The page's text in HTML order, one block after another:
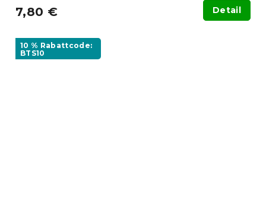
7,80 € Detail
10 % Rabattcode:
BTS10